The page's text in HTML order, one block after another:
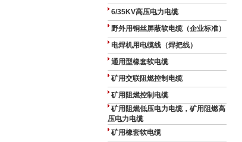
6/35KV高压电力电缆
野外用铜丝屏蔽软电缆（企业标准）
电焊机用电缆线（焊把线）
通用型橡套软电缆
矿用交联阻燃控制电缆
矿用阻燃控制电缆
矿用阻燃低压电力电缆，矿用阻燃高
压电力电缆
矿用橡套软电缆